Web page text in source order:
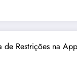
Restrições na